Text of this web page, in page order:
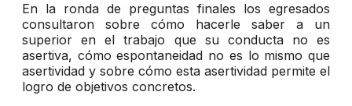
En la ronda de preguntas finales los egresados
consultaron sobre cómo hacerle saber a un
superior en el trabajo que su conducta no es
asertiva, cómo espontaneidad no es lo mismo que
asertividad y sobre cómo esta asertividad permite el
logro de objetivos concretos.